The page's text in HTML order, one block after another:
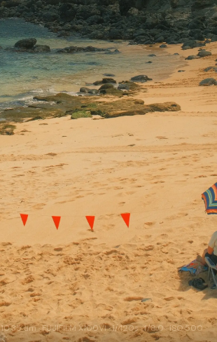
am · FUJIFILM X100VI · 1/420s · f/8.0 · ISO 500